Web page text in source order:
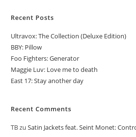
Recent Posts
Ultravox: The Collection (Deluxe Edition)
BBY: Pillow
Foo Fighters: Generator
Maggie Luv: Love me to death
East 17: Stay another day
Recent Comments
TBzuSatin Jackets feat. Seint Monet: